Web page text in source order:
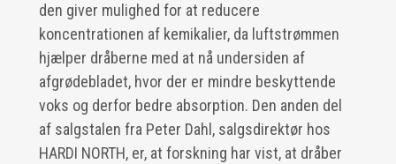
den giver mulighed for at reducere
koncentrationen af kemikalier, da luftstrømmen
hjælper dråberne med at nå undersiden af
afgrødebladet, hvor der er mindre beskyttende
voks og derfor bedre absorption. Den anden del
af salgstalen fra Peter Dahl, salgsdirektør hos
HARDI NORTH, er, at forskning har vist, at dråber